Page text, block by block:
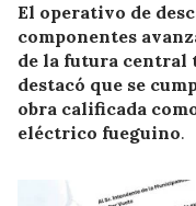
El operativo de
componentes
de la futura central
destacó que se
obra calificada
eléctrico fueguino.